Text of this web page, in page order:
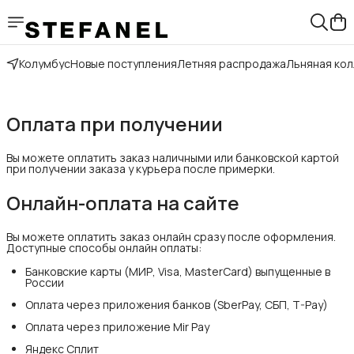
КолумбусНовые поступленияЛетняя распродажаЛьняная
Оплата при получении
Вы можете оплатить заказ наличными или банковской картой
при получении заказа у курьера после примерки.
Онлайн-оплата на сайте
Вы можете оплатить заказ онлайн сразу после оформления.
Доступные способы онлайн оплаты:
Банковские карты (МИР, Visa, MasterCard) выпущенные в
России
Оплата через приложения банков (SberPay, СБП, T-Pay)
Оплата через приложение Mir Pay
Яндекс Сплит